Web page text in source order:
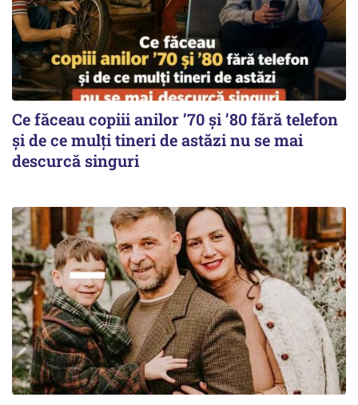
Ce făceau copiii anilor ’70 și ’80 fără telefon
și de ce mulți tineri de astăzi nu se mai
descurcă singuri